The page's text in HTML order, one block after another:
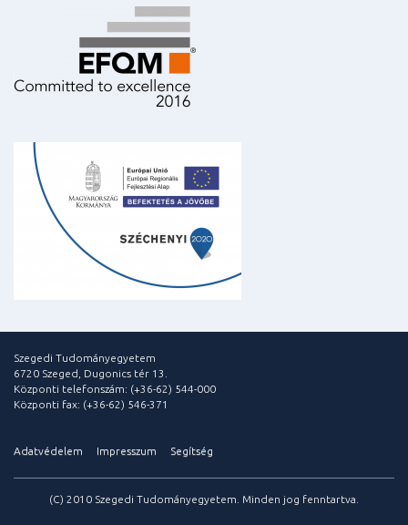
Szegedi Tudományegyetem
6720 Szeged, Dugonics tér 13.
Központi telefonszám: (+36-62) 544-000
Központi fax: (+36-62) 546-371
Adatvédelem Impresszum Segítség
(C) 2010 Szegedi Tudományegyetem. Minden jog fenntartva.